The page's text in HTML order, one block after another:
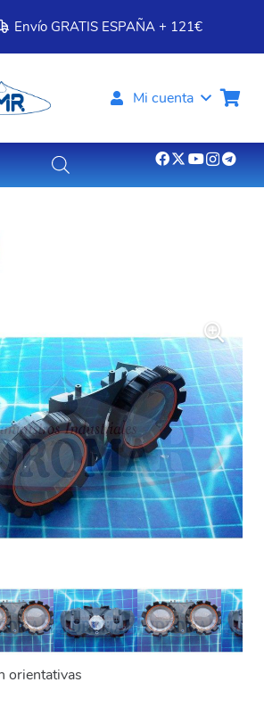
Envío GRATIS ESPAÑA + 121€
Mi cuenta
orientativas